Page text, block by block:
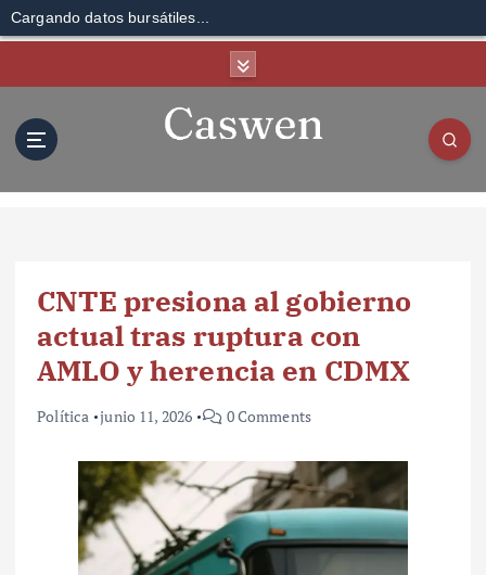
Cargando datos bursátiles...
CNTE presiona al gobierno
actual tras ruptura con
AMLO y herencia en CDMX
Política junio 11, 2026 0 Comments